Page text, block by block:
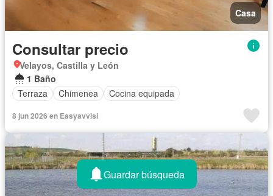
Casa
Consultar precio
Velayos, Castilla y León
1 Baño
Terraza
Chimenea Cocina equipada
8 jun 2026 en Easyavvisi
Guardar búsqueda